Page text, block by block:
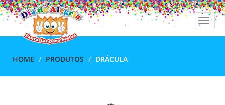
Toggle
HOME PRODUTOS DRÁCULA